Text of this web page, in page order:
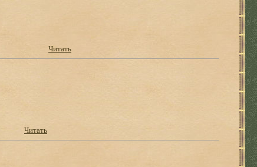
Читать
Читать